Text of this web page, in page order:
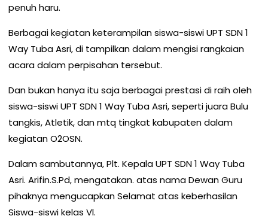
penuh haru.
Berbagai kegiatan keterampilan siswa-siswi UPT SDN 1
Way Tuba Asri, di tampilkan dalam mengisi rangkaian
acara dalam perpisahan tersebut.
Dan bukan hanya itu saja berbagai prestasi di raih oleh
siswa-siswi UPT SDN 1 Way Tuba Asri, seperti juara Bulu
tangkis, Atletik, dan mtq tingkat kabupaten dalam
kegiatan O2OSN.
Dalam sambutannya, Plt. Kepala UPT SDN 1 Way Tuba
Asri. Arifin.S.Pd, mengatakan. atas nama Dewan Guru
pihaknya mengucapkan Selamat atas keberhasilan
Siswa-siswi kelas Vl.